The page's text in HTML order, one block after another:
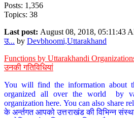
Posts: 1,356
Topics: 38
Last post: August 08, 2018, 05:11:43
उ... by Devbhoomi,Uttarakhand
Functions by Uttarakhandi
उनकी गतिविधियां
You will find the information about
organized all over the world by
organization here. You can also share
के अर्न्तगत आपको उत्तराखंड की विभिन्न